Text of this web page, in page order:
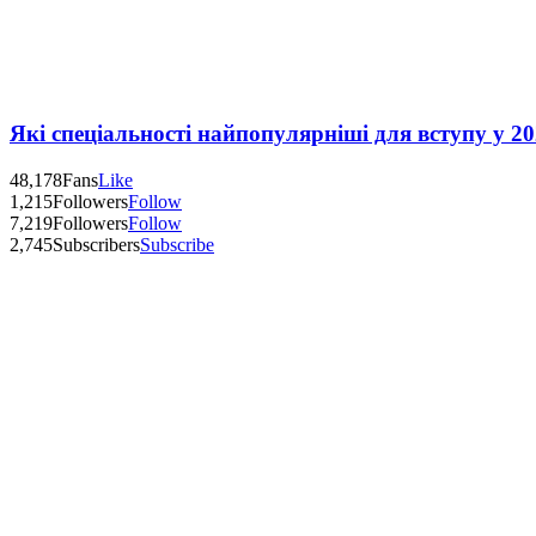
Які спеціальності найпопулярніші для вступу у
48,178FansLike
1,215FollowersFollow
7,219FollowersFollow
2,745SubscribersSubscribe